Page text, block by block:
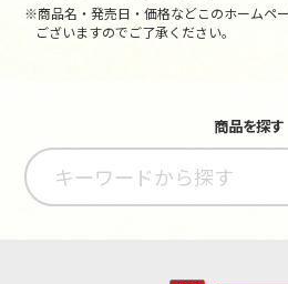
※商品名・発売日・価格などこのホームペ
ございますのでご了承ください。
商品を探す